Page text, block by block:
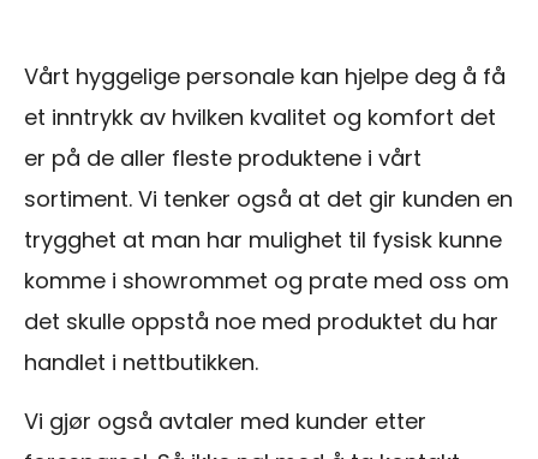
Vårt hyggelige personale kan hjelpe deg å få
et inntrykk av hvilken kvalitet og komfort det
er på de aller fleste produktene i vårt
sortiment. Vi tenker også at det gir kunden en
trygghet at man har mulighet til fysisk kunne
komme i showrommet og prate med oss om
det skulle oppstå noe med produktet du har
handlet i nettbutikken.
Vi gjør også avtaler med kunder etter